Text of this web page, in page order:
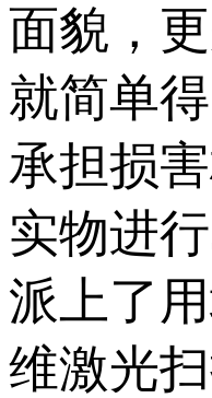
面貌，
就简单
承担损
实物进
派上了
维激光